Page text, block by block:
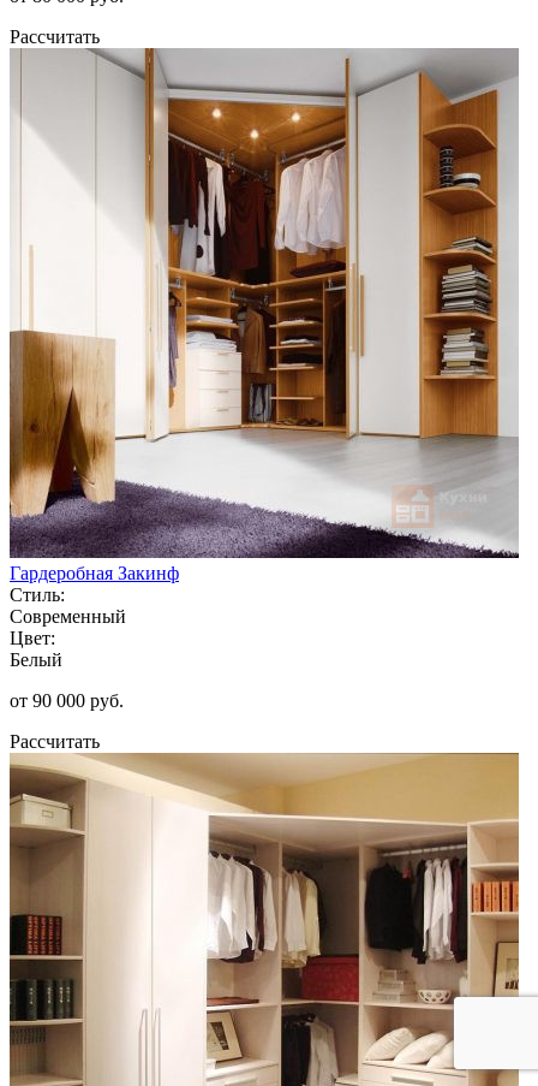
Рассчитать
Гардеробная Закинф
Стиль:
Современный
Цвет:
Белый
от 90 000 руб.
Рассчитать